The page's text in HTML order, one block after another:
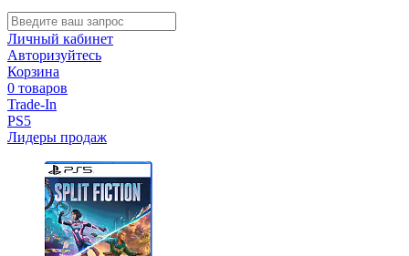
Личный кабинет
Авторизуйтесь
Корзина
0 товаров
Trade-In
PS5
Лидеры продаж